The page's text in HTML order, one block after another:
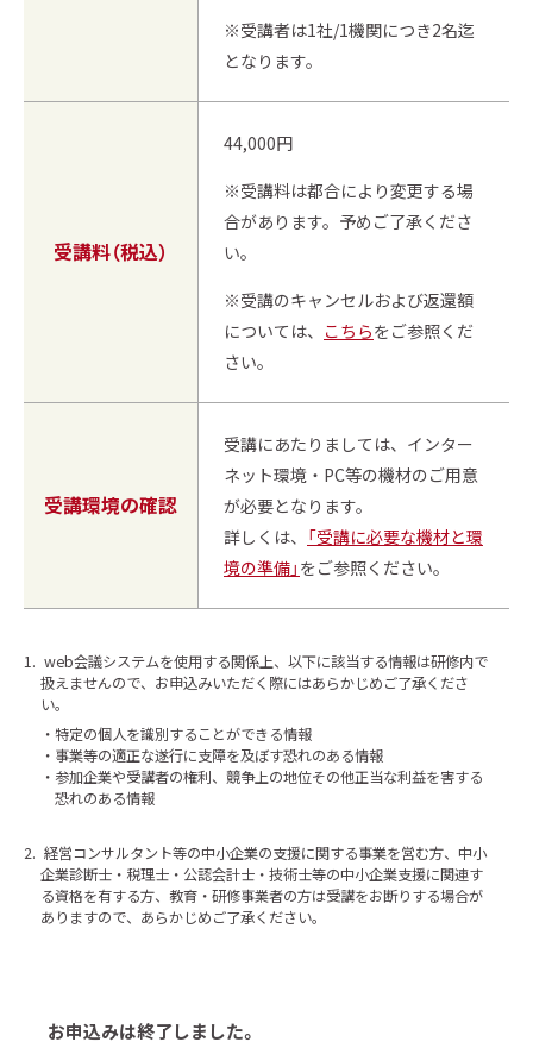
※受講者は1社/1機関につき2名迄
となります。
受講料（税込）
44,000円
※受講料は都合により変更する場
合があります。予めご了承くださ
い。
※受講のキャンセルおよび返還額
については、 こちらをご参照くだ
さい。
受講環境の確認
受講にあたりましては、インター
ネット環境・PC等の機材のご用意
が必要となります。
詳しくは、 「受講に必要な機材と環
境の準備」 をご参照ください。
1. web会議システムを使用する関係上、以下に該当する情報は研修内で
扱えませんので、お申込みいただく際にはあらかじめご了承くださ
い。
特定の個人を識別することができる情報
事業等の適正な遂行に支障を及ぼす恐れのある情報
参加企業や受講者の権利、競争上の地位その他正当な利益を害する
恐れのある情報
2. 経営コンサルタント等の中小企業の支援に関する事業を営む方、中小
企業診断士・税理士・公認会計士・技術士等の中小企業支援に関連す
る資格を有する方、教育・研修事業者の方は受講をお断りする場合が
ありますので、あらかじめご了承ください。
お申込みは終了しました。